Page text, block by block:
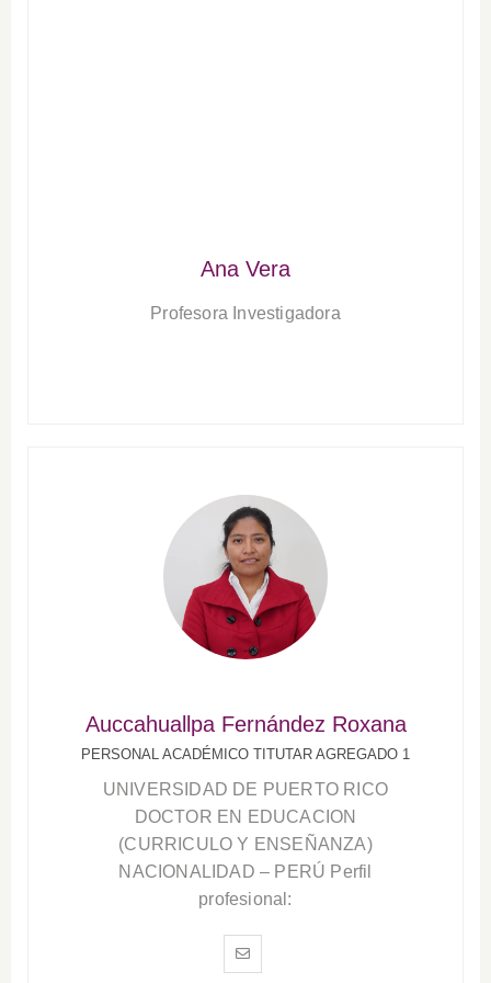
Ana Vera
Profesora Investigadora
Auccahuallpa Fernández Roxana
PERSONAL ACADÉMICO TITUTAR AGREGADO 1
UNIVERSIDAD DE PUERTO RICO
DOCTOR EN EDUCACION
(CURRICULO Y ENSEÑANZA)
NACIONALIDAD – PERÚ Perfil
profesional: